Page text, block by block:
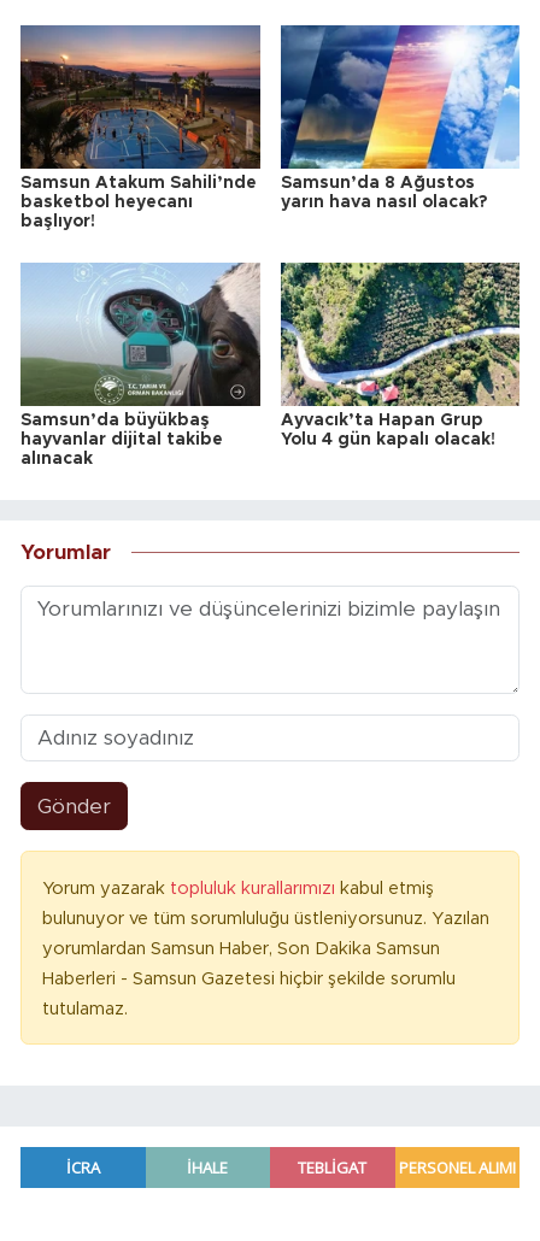
Samsun Atakum Sahili’nde
basketbol heyecanı
başlıyor!
Samsun’da 8 Ağustos
yarın hava nasıl olacak?
Samsun’da büyükbaş
hayvanlar dijital takibe
alınacak
Ayvacık’ta Hapan Grup
Yolu 4 gün kapalı olacak!
Yorumlar
Gönder
Yorum yazarak topluluk kurallarımızı kabul etmiş
bulunuyor ve tüm sorumluluğu üstleniyorsunuz. Yazılan
yorumlardan Samsun Haber, Son Dakika Samsun
Haberleri - Samsun Gazetesi hiçbir şekilde sorumlu
tutulamaz.